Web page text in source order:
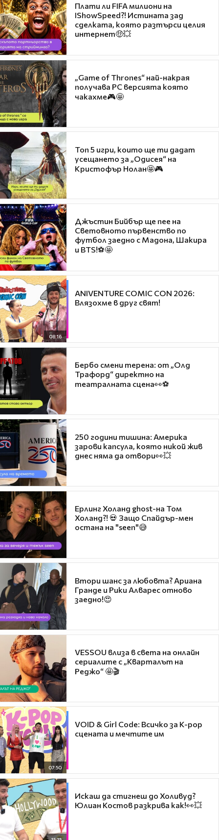
Плати ли FIFA милиони на
IShowSpeed?! Истината зад
сделката, която разтърси целия
интернет🤑💥
„Game of Thrones“ най-накрая
получава PC версията която
чакахме🎮🤩
Топ 5 игри, които ще ти дадат
усещането за „Одисея“ на
Кристофър Нолан🤩🎮
Джъстин Бийбър ще пее на
Световното първенство по
футбол заедно с Мадона, Шакира
и BTS!⚽🤩
08:16
ANIVENTURE COMIC CON 2026:
Влязохме в друг свят!
Бербо смени терена: от „Олд
Трафорд“ директно на
театралната сцена👀⚽
250 години тишина: Америка
зарови капсула, която никой жив
днес няма да отвори👀💥
Ерлинг Холанд ghost-на Том
Холанд?! 💀 Защо Спайдър-мен
остана на "seen"😅
Втори шанс за любовта? Ариана
Гранде и Рики Алварес отново
заедно!😍
VESSOU влиза в света на онлайн
сериалите с „Кварталът на
Реджо“ 🤩🎬
07:50
VOID & Girl Code: Всичко за K-pop
сцената и мечтите им
Искаш да стигнеш до Холивуд?
Юлиан Костов разкрива как!👀💥